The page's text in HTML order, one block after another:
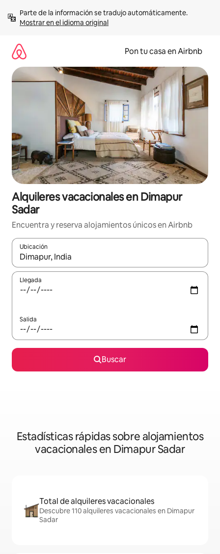
contenidoMostrar en el idioma original
Pon tu casa en Airbnb
Alquileres vacacionales en Dimapur
Sadar
Encuentra y reserva alojamientos únicos en Airbnb
Ubicación
Cuando los resultados estén disponibles, navega con las
Llegada
Salida
Buscar
Estadísticas rápidas sobre alojamientos
vacacionales en Dimapur Sadar
Total de alquileres vacacionales
Descubre 110 alquileres vacacionales en Dimapur
Sadar